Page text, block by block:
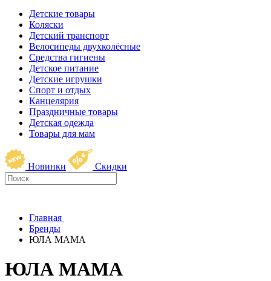
Детские товары
Коляски
Детский транспорт
Велосипеды двухколёсные
Средства гигиены
Детское питание
Детские игрушки
Спорт и отдых
Канцелярия
Праздничные товары
Детская одежда
Товары для мам
Новинки Скидки
Главная
Бренды
ЮЛА МАМА
ЮЛА МАМА